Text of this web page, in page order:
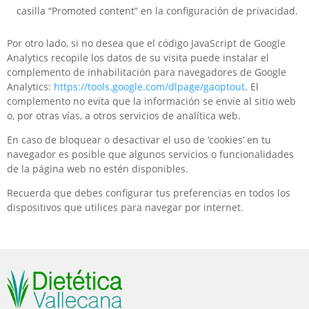
casilla “Promoted content” en la configuración de privacidad.
Por otro lado, si no desea que el código JavaScript de Google
Analytics recopile los datos de su visita puede instalar el
complemento de inhabilitación para navegadores de Google
Analytics: https://tools.google.com/dlpage/gaoptout. El
complemento no evita que la información se envíe al sitio web
o, por otras vías, a otros servicios de analítica web.
En caso de bloquear o desactivar el uso de ‘cookies’ en tu
navegador es posible que algunos servicios o funcionalidades
de la página web no estén disponibles.
Recuerda que debes configurar tus preferencias en todos los
dispositivos que utilices para navegar por internet.